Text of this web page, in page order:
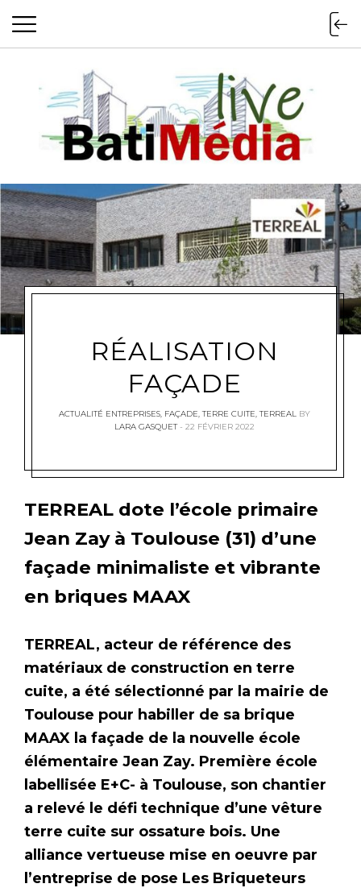
Batimedialive
RÉALISATION
FAÇADE
ACTUALITÉ ENTREPRISES, FAÇADE,TERRE CUITE,TERREAL BY
LARA GASQUET
22 FÉVRIER 2022
TERREAL dote l’école primaire
Jean Zay à Toulouse (31) d’une
façade minimaliste et vibrante
en briques MAAX
TERREAL, acteur de référence des
matériaux de construction en terre
cuite, a été sélectionné par la mairie de
Toulouse pour habiller de sa brique
MAAX la façade de la nouvelle école
élémentaire Jean Zay. Première école
labellisée E+C- à Toulouse, son chantier
a relevé le défi technique d’une vêture
terre cuite sur ossature bois. Une
alliance vertueuse mise en oeuvre par
l’entreprise de pose Les Briqueteurs